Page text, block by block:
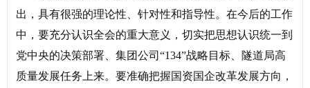
出，具有很强的理论性、针对性和指导性。在今后的工作
中，要充分认识全会的重大意义，切实把思想认识统一到
党中央的决策部署、集团公司“134”战略目标、隧道局高
质量发展任务上来。要准确把握国资国企改革发展方向，